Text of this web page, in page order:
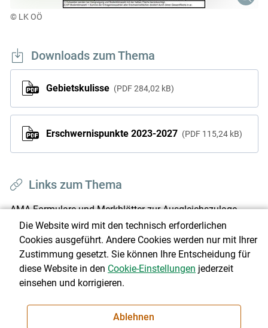
© LK OÖ
Downloads zum Thema
Gebietskulisse PDF 284,02 kB
Erschwernispunkte 2023-2027 PDF 115,24 kB
Links zum Thema
AMA Formulare und Merkblätter zur Ausgleichszulage
2024
Sonderrichtlinie Ausgleichszulage 2024
Ausgleichszulage 2023-2027
Die Website wird mit den technisch erforderlichen
Cookies ausgeführt. Andere Cookies werden nur mit Ihrer
Zustimmung gesetzt. Sie können Ihre Entscheidung für
diese Website in den Cookie-Einstellungen jederzeit
einsehen und korrigieren.
Ablehnen